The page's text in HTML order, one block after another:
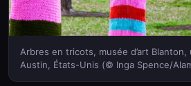
Arbres en tricots, musée d’art
Austin, États-Unis (© Inga Spence/